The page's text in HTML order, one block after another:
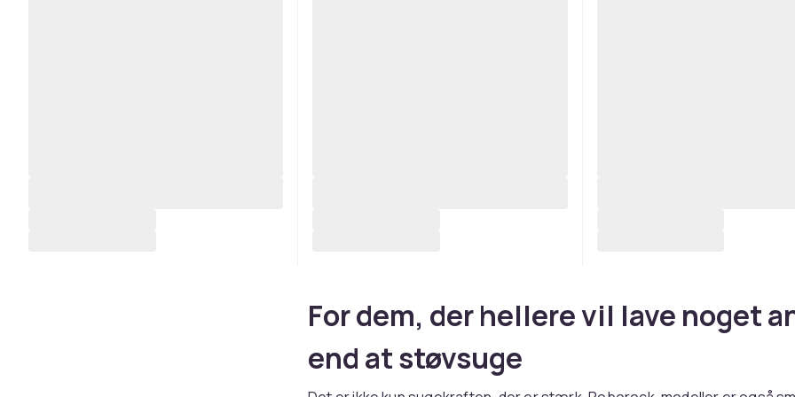
For dem, der hellere vil lave noget
end at støvsuge